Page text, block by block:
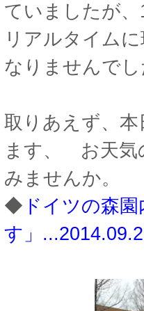
ていましたが
リアルタイム
なりませんで
取りあえず、
ます、 お天気
みませんか。
◆ ドイツの森
す」